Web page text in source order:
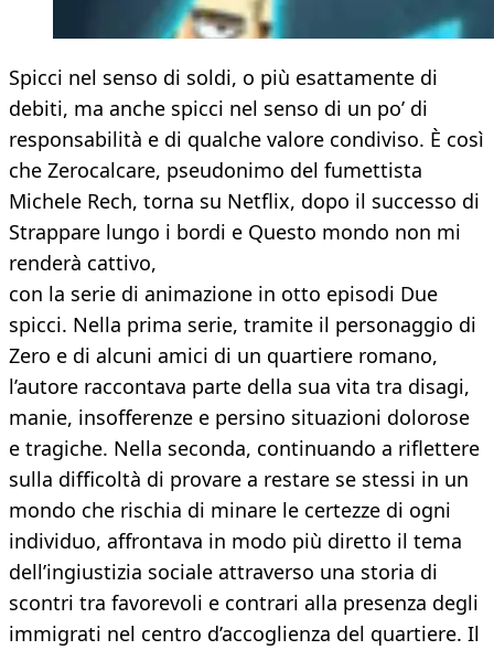
Spicci nel senso di soldi, o più esattamente di
debiti, ma anche spicci nel senso di un po’ di
responsabilità e di qualche valore condiviso. È così
che Zerocalcare, pseudonimo del fumettista
Michele Rech, torna su Netflix, dopo il successo di
Strappare lungo i bordi e Questo mondo non mi
renderà cattivo,
con la serie di animazione in otto episodi Due
spicci. Nella prima serie, tramite il personaggio di
Zero e di alcuni amici di un quartiere romano,
l’autore raccontava parte della sua vita tra disagi,
manie, insofferenze e persino situazioni dolorose
e tragiche. Nella seconda, continuando a riflettere
sulla difficoltà di provare a restare se stessi in un
mondo che rischia di minare le certezze di ogni
individuo, affrontava in modo più diretto il tema
dell’ingiustizia sociale attraverso una storia di
scontri tra favorevoli e contrari alla presenza degli
immigrati nel centro d’accoglienza del quartiere. Il